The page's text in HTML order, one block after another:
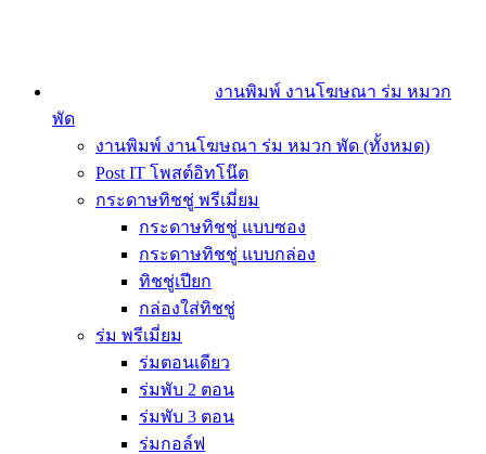
งานพิมพ์ งานโฆษณา ร่ม หมวก
พัด
งานพิมพ์ งานโฆษณา ร่ม หมวก พัด (ทั้งหมด)
Post IT โพสต์อิทโน๊ต
กระดาษทิชชู่ พรีเมี่ยม
กระดาษทิชชู่ แบบซอง
กระดาษทิชชู่ แบบกล่อง
ทิชชู่เปียก
กล่องใส่ทิชชู่
ร่ม พรีเมี่ยม
ร่มตอนเดียว
ร่มพับ 2 ตอน
ร่มพับ 3 ตอน
ร่มกอล์ฟ